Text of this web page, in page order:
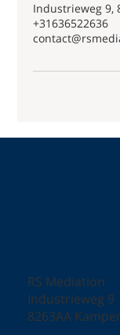
Industrieweg 9,
+31636522636
RS Mediation
Industrieweg 9
8263AA